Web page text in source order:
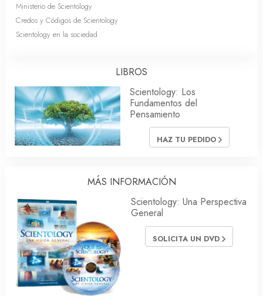
Ministerio de Scientology
Credos y Códigos de Scientology
Scientology en la sociedad
LIBROS
Scientology: Los
Fundamentos del
Pensamiento
HAZ TU PEDIDO
MÁS INFORMACIÓN
Scientology: Una Perspectiva
General
SOLICITA UN DVD